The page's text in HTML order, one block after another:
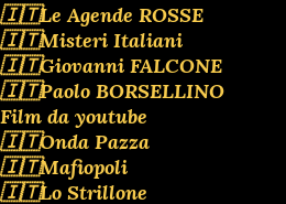
🇮🇹Le Agende ROSSE
🇮🇹Misteri Italiani
🇮🇹Giovanni FALCONE
🇮🇹Paolo BORSELLINO
Film da youtube
🇮🇹Onda Pazza
🇮🇹Mafiopoli
🇮🇹Lo Strillone